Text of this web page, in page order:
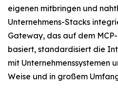
eigenen mitbringen und
Unternehmens-Stacks
Gateway, das auf dem
basiert, standardisiert die
mit Unternehmenssystemen
Weise und in großem